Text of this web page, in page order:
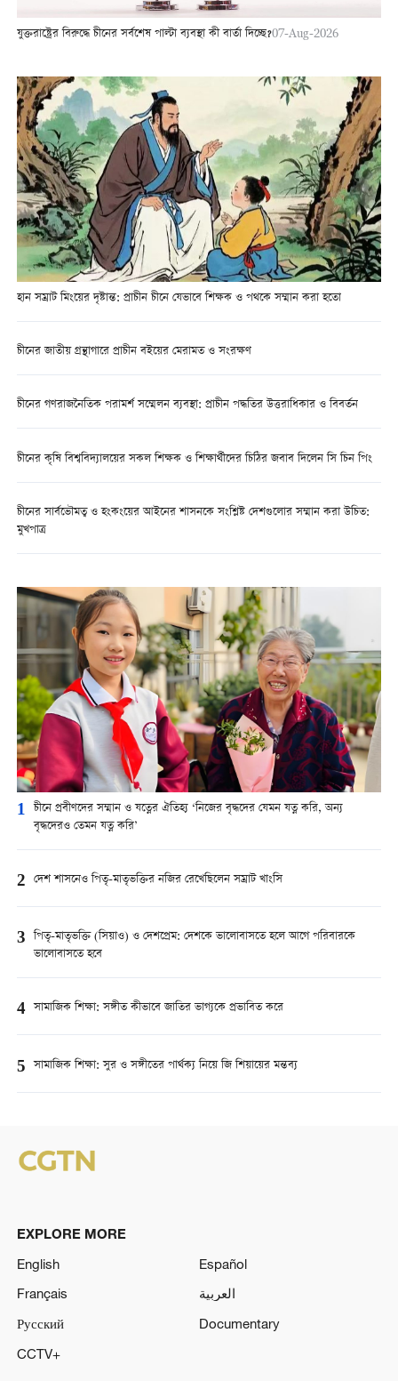
যুক্তরাষ্ট্রের বিরুদ্ধে চীনের সর্বশেষ পাল্টা ব্যবস্থা কী বার্তা দিচ্ছে?07-Aug-2026
হান সম্রাট মিংয়ের দৃষ্টান্ত: প্রাচীন চীনে যেভাবে শিক্ষক ও পথকে সম্মান করা হতো
চীনের জাতীয় গ্রন্থাগারে প্রাচীন বইয়ের মেরামত ও সংরক্ষণ
চীনের গণরাজনৈতিক পরামর্শ সম্মেলন ব্যবস্থা: প্রাচীন পদ্ধতির উত্তরাধিকার ও বিবর্তন
চীনের কৃষি বিশ্ববিদ্যালয়ের সকল শিক্ষক ও শিক্ষার্থীদের চিঠির জবাব দিলেন সি চিন পিং
চীনের সার্বভৌমত্ব ও হংকংয়ের আইনের শাসনকে সংশ্লিষ্ট দেশগুলোর সম্মান করা উচিত:
মুখপাত্র
1 চীনে প্রবীণদের সম্মান ও যত্নের ঐতিহ্য ‘নিজের বৃদ্ধদের যেমন যত্ন করি, অন্য
বৃদ্ধদেরও তেমন যত্ন করি’
2 দেশ শাসনেও পিতৃ-মাতৃভক্তির নজির রেখেছিলেন সম্রাট খাংসি
3 পিতৃ-মাতৃভক্তি (সিয়াও) ও দেশপ্রেম: দেশকে ভালোবাসতে হলে আগে পরিবারকে
ভালোবাসতে হবে
4 সামাজিক শিক্ষা: সঙ্গীত কীভাবে জাতির ভাগ্যকে প্রভাবিত করে
5 সামাজিক শিক্ষা: সুর ও সঙ্গীতের পার্থক্য নিয়ে জি শিয়ায়ের মন্তব্য
EXPLORE MORE
English
Español
Français
العربية
Русский
Documentary
CCTV+